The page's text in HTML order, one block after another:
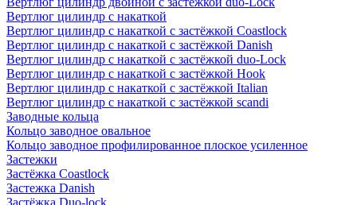
Вертлюг цилиндр с накаткой
Вертлюг цилиндр с накаткой с застёжкой Coastlock
Вертлюг цилиндр с накаткой с застёжкой Danish
Вертлюг цилиндр с накаткой с застёжкой duo-Lock
Вертлюг цилиндр с накаткой с застёжкой Hook
Вертлюг цилиндр с накаткой с застёжкой Italian
Вертлюг цилиндр с накаткой с застёжкой scandi
Заводные кольца
Кольцо заводное овальное
Кольцо заводное профилированное плоское усиленное
Застежки
Застёжка Coastlock
Застежка Danish
Застёжка Duo-lock